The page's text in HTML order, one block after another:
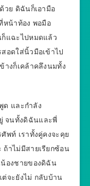
วย ดิฉันก็เอามือ
หน้าท้อง พอมือ
ก็แฉะไปหมดแล้ว
อดใส่นิ้วมือเข้าไป
างก็เคล้าคลึงนมทั้ง
ด และกำลัง
จนทั้งดิฉันและพี่
พท์ เราทั้งคู่คงจะคุย
าไม่มีสายเรียกซ้อน
น้องชายของดิฉัน
จะยังไม่ กลับบ้าน